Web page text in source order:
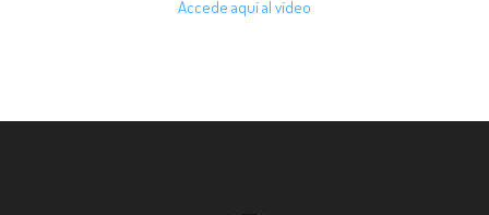
Accede aquí al vídeo